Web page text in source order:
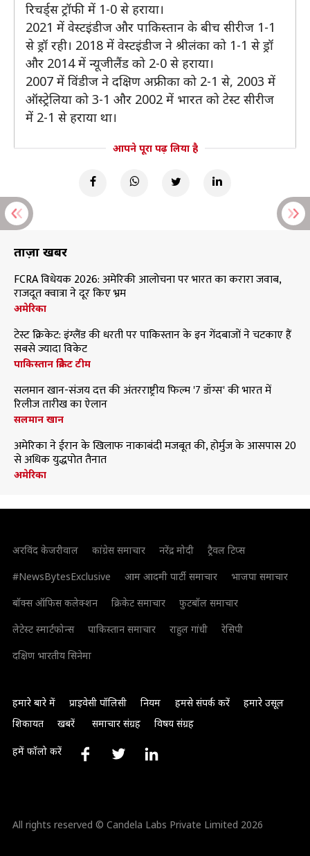
रिचर्ड्स ट्रॉफी में 1-0 से हराया।
2021 में वेस्टइंडीज और पाकिस्तान के बीच सीरीज 1-1
से ड्रॉ रही। 2018 में वेस्टइंडीज ने श्रीलंका को 1-1 से ड्रॉ
और 2014 में न्यूजीलैंड को 2-0 से हराया।
2007 में विंडीज ने दक्षिण अफ्रीका को 2-1 से, 2003 में
ऑस्ट्रेलिया को 3-1 और 2002 में भारत को टेस्ट सीरीज
में 2-1 से हराया था।
आपने पूरा पढ़ लिया है
ताज़ा खबरें
FCRA विधेयक 2026: अमेरिकी आलोचना पर भारत का करारा जवाब,
राजदूत क्वात्रा ने दूर किए भ्रम
अमेरिका
टेस्ट क्रिकेट: इंग्लैंड की धरती पर पाकिस्तान के इन गेंदबाजों ने चटकाए हैं
सबसे ज्यादा विकेट
पाकिस्तान क्रिकेट टीम
सलमान खान-संजय दत्त की अंतरराष्ट्रीय फिल्म '7 डॉग्स' की भारत में
रिलीज तारीख का ऐलान
सलमान खान
अमेरिका ने ईरान के खिलाफ नाकाबंदी मजबूत की, होर्मुज के आसपास 20
से अधिक युद्धपोत तैनात
अमेरिका
अरविंद केजरीवाल कांग्रेस समाचार नरेंद्र मोदी
ट्रैवल टिप्स
#NewsBytesExclusive
आम आदमी पार्टी समाचार
भाजपा समाचार
बॉक्स ऑफिस कलेक्शन
क्रिकेट समाचार
फुटबॉल समाचार
लेटेस्ट स्मार्टफोन्स
पाकिस्तान समाचार राहुल गांधी
रेसिपी
दक्षिण भारतीय सिनेमा
हमारे बारे में प्राइवेसी पॉलिसी नियम हमसे संपर्क करें
हमारे उसूल
शिकायत
खबरें समाचार संग्रह विषय संग्रह
हमें फॉलो करें
All rights reserved © Candela Labs Private Limited 2026